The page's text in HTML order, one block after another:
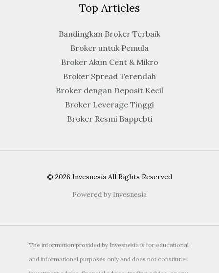
Top Articles
Bandingkan Broker Terbaik
Broker untuk Pemula
Broker Akun Cent & Mikro
Broker Spread Terendah
Broker dengan Deposit Kecil
Broker Leverage Tinggi
Broker Resmi Bappebti
© 2026 Invesnesia All Rights Reserved
Powered by Invesnesia
The information provided by Invesnesia is for educational
and informational purposes only and does not constitute